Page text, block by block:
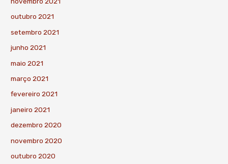
outubro 2021
setembro 2021
junho 2021
maio 2021
março 2021
fevereiro 2021
janeiro 2021
dezembro 2020
novembro 2020
outubro 2020